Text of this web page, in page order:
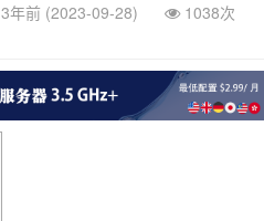
3年前 (2023-09-28)
1038次